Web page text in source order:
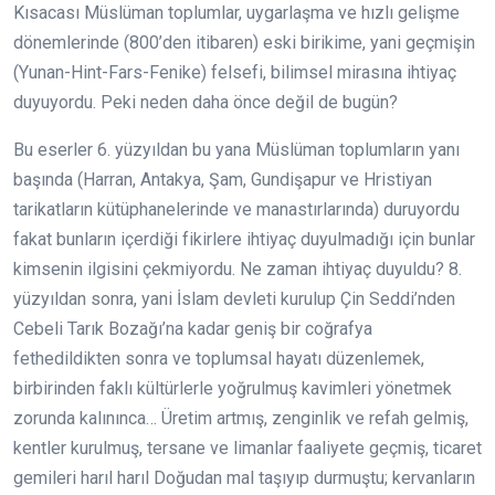
Kısacası Müslüman toplumlar, uygarlaşma ve hızlı gelişme
dönemlerinde (800’den itibaren) eski birikime, yani geçmişin
(Yunan-Hint-Fars-Fenike) felsefi, bilimsel mirasına ihtiyaç
duyuyordu. Peki neden daha önce değil de bugün?
Bu eserler 6. yüzyıldan bu yana Müslüman toplumların yanı
başında (Harran, Antakya, Şam, Gundişapur ve Hristiyan
tarikatların kütüphanelerinde ve manastırlarında) duruyordu
fakat bunların içerdiği fikirlere ihtiyaç duyulmadığı için bunlar
kimsenin ilgisini çekmiyordu. Ne zaman ihtiyaç duyuldu? 8.
yüzyıldan sonra, yani İslam devleti kurulup Çin Seddi’nden
Cebeli Tarık Bozağı’na kadar geniş bir coğrafya
fethedildikten sonra ve toplumsal hayatı düzenlemek,
birbirinden faklı kültürlerle yoğrulmuş kavimleri yönetmek
zorunda kalınınca… Üretim artmış, zenginlik ve refah gelmiş,
kentler kurulmuş, tersane ve limanlar faaliyete geçmiş, ticaret
gemileri harıl harıl Doğudan mal taşıyıp durmuştu; kervanların